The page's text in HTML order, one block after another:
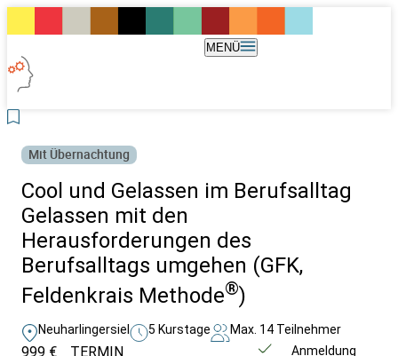
MENÜ
Mit Übernachtung
Cool und Gelassen im Berufsalltag
Gelassen mit den
Herausforderungen des
Berufsalltags umgehen (GFK,
Feldenkrais Methode®)
Neuharlingersiel 5 Kurstage Max. 14 Teilnehmer
999 €
TERMIN
Anmeldung